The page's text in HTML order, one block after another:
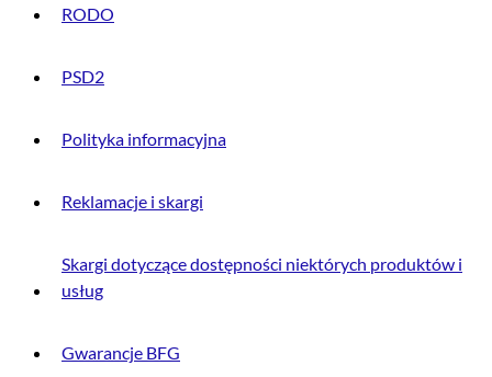
RODO
PSD2
Polityka informacyjna
Reklamacje i skargi
Skargi dotyczące dostępności niektórych produktów i
usług
Gwarancje BFG